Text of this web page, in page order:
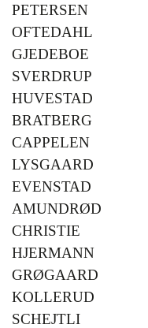
PETERSEN
OFTEDAHL
GJEDEBOE
SVERDRUP
HUVESTAD
BRATBERG
CAPPELEN
LYSGAARD
EVENSTAD
AMUNDRØD
CHRISTIE
HJERMANN
GRØGAARD
KOLLERUD
SCHEJTLI